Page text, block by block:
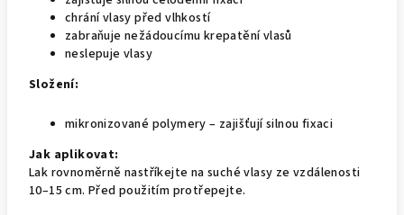
chrání vlasy před vlhkostí
zabraňuje nežádoucímu krepatění vlasů
neslepuje vlasy
Složení:
mikronizované polymery – zajišťují silnou fixaci
Jak aplikovat:
Lak rovnoměrně nastříkejte na suché vlasy ze vzdálenosti
10–15 cm. Před použitím protřepejte.